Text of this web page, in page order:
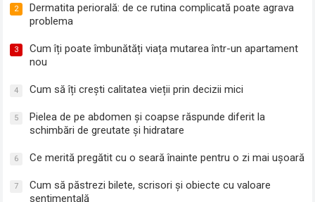
2
Dermatita periorală: de ce rutina complicată poate agrava
problema
3
Cum îți poate îmbunătăți viața mutarea într-un apartament
nou
4 Cum să îți crești calitatea vieții prin decizii mici
5
Pielea de pe abdomen și coapse răspunde diferit la
schimbări de greutate și hidratare
6 Ce merită pregătit cu o seară înainte pentru o zi mai ușoară
7
Cum să păstrezi bilete, scrisori și obiecte cu valoare
sentimentală